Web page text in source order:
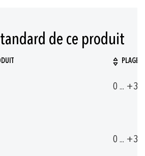
de ce produit
PLAGE
0 ... +35
0 ... +35